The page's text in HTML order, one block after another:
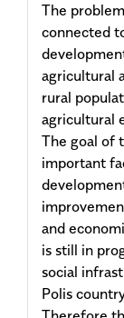
The
connected
agricultural
rural
agricultural
The goal of
important
and
is still in
social
Polis